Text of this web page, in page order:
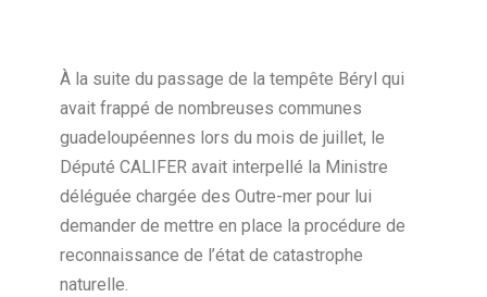
À la suite du passage de la tempête Béryl qui
avait frappé de nombreuses communes
guadeloupéennes lors du mois de juillet, le
Député CALIFER avait interpellé la Ministre
déléguée chargée des Outre-mer pour lui
demander de mettre en place la procédure de
reconnaissance de l’état de catastrophe
naturelle.